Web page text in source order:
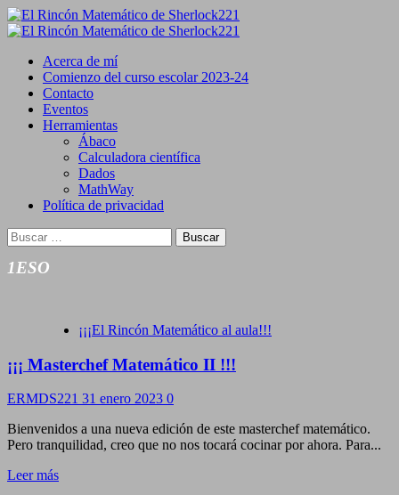
Saltar
al
Primary
Acerca de mí
Comienzo del curso escolar 2023-24
Contacto
Eventos
Herramientas
Ábaco
Calculadora científica
Dados
MathWay
Política de privacidad
Buscar:
1ESO
¡¡¡El Rincón Matemático al aula!!!
¡¡¡ Masterchef Matemático II !!!
ERMDS221 31 enero 2023 0
Bienvenidos a una nueva edición de este masterchef matemático.
Pero tranquilidad, creo que no nos tocará cocinar por ahora. Para...
Leer más